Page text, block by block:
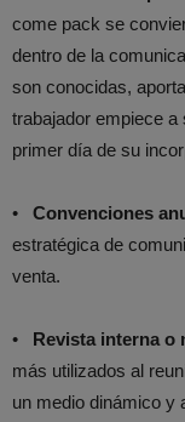
come pack se
dentro de la
son conocidas,
trabajador empiece
primer día de su
• Convenciones
estratégica de
venta.
• Revista interna o
más utilizados al
un medio dinámico y